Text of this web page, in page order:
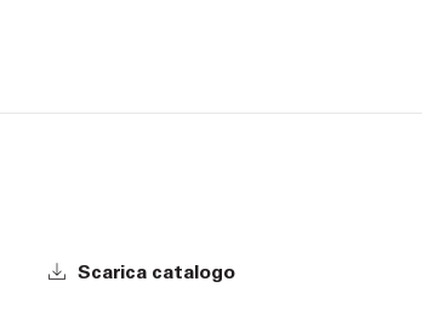
Scarica catalogo